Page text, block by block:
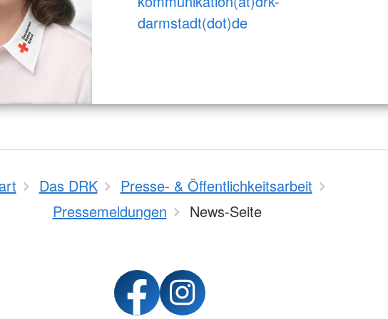
darmstadt(dot)de
Das DRK
Presse- & Öffentlichkeitsarbeit
Pressemeldungen
News-Seite